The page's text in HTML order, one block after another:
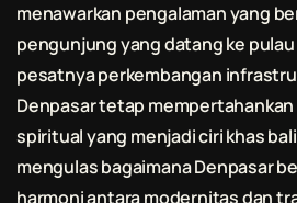
menawarkan pengalaman yang
pengunjung yang datang ke
pesatnya perkembangan
Denpasar tetap
spiritual yang menjadi ciri khasbali
mengulas bagaimana Denpasar
harmoni antara modernitas dan